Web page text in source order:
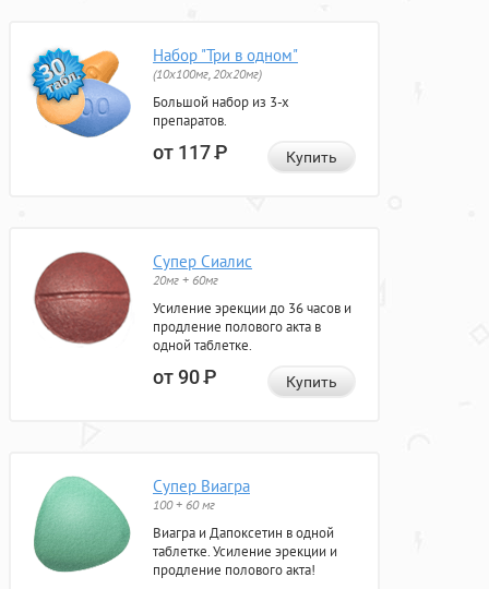
Набор "Три в одном"
(10x100мг, 20x20мг)
Большой набор из 3-х
препаратов.
от 117Р Купить
Супер Сиалис
20мг + 60мг
Усиление эрекции до 36 часов и
продление полового акта в
одной таблетке.
от 90Р Купить
Супер Виагра
100 + 60 мг
Виагра и Дапоксетин в одной
таблетке. Усиление эрекции и
продление полового акта!